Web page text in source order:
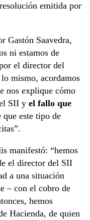
emitida por
Gastón Saavedra,
ni estamos de
el director del
mismo, acordamos
nos explique cómo
SII y el fallo que
que este tipo de
manifestó: “hemos
el director del SII
a una situación
– con el cobro de
hemos
Hacienda, de quien